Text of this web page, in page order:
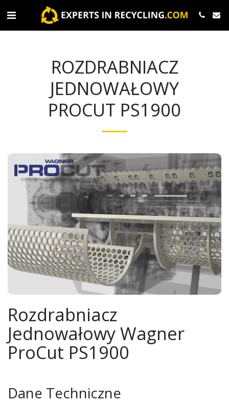
ROZDRABNIACZ
JEDNOWAŁOWY
PROCUT PS1900
Rozdrabniacz
Jednowałowy Wagner
ProCut PS1900
Dane Techniczne